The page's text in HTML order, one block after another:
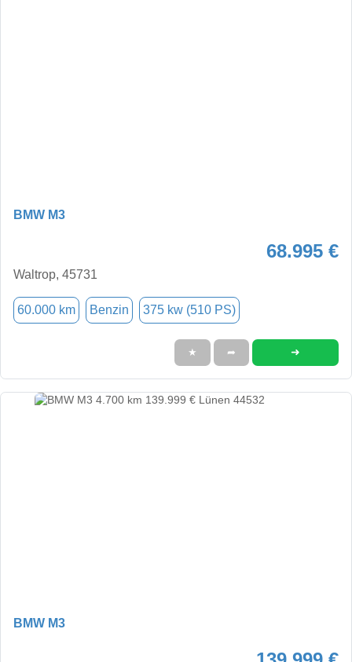
BMW M3
68.995 €
Waltrop, 45731
60.000 km Benzin 375 kw (510 PS)
★ ➦ ➜
BMW M3